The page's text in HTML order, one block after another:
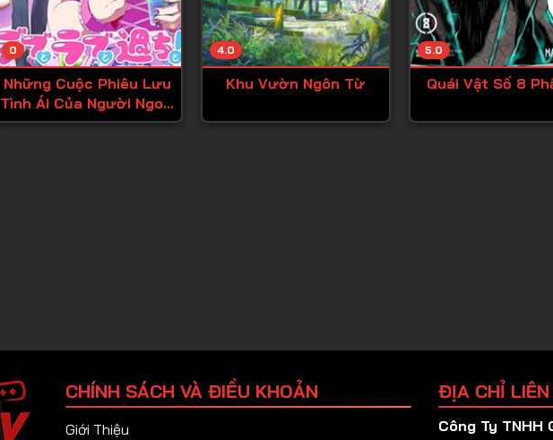
Tập 25
Tập 26
Tập 28
Tập 36
Tập 37
0
Những Cuộc Phiêu Lưu
Tình Ái Của Người Ngoại
Cỡ!
4.0
Khu Vườn Ngôn Từ
5.0
Quái Vật Số 8
CHÍNH SÁCH VÀ ĐIỀU KHOẢN
Giới Thiệu
ĐỊA CHỈ LIÊN
Công Ty TNHH